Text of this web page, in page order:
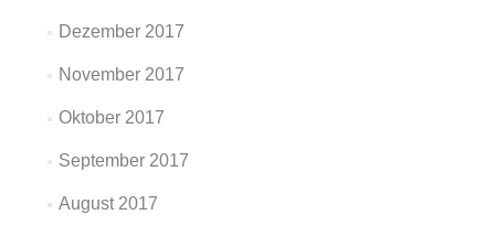
Dezember 2017
November 2017
Oktober 2017
September 2017
August 2017